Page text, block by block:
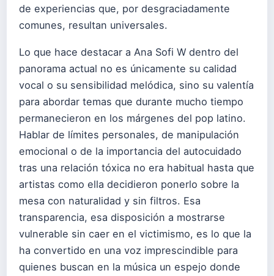
de experiencias que, por desgraciadamente
comunes, resultan universales.
Lo que hace destacar a Ana Sofi W dentro del
panorama actual no es únicamente su calidad
vocal o su sensibilidad melódica, sino su valentía
para abordar temas que durante mucho tiempo
permanecieron en los márgenes del pop latino.
Hablar de límites personales, de manipulación
emocional o de la importancia del autocuidado
tras una relación tóxica no era habitual hasta que
artistas como ella decidieron ponerlo sobre la
mesa con naturalidad y sin filtros. Esa
transparencia, esa disposición a mostrarse
vulnerable sin caer en el victimismo, es lo que la
ha convertido en una voz imprescindible para
quienes buscan en la música un espejo donde